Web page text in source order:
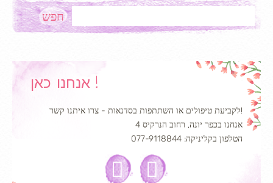
אנחנו כאן !
לקביעת טיפולים או השתתפות בסדנאות - צרו איתנו קשר!
אנחנו בכפר יונה, רחוב הנרקיס 4
הטלפון בקליניקה: 077-9118844